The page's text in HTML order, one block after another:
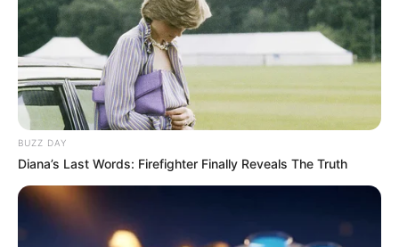
ΔΗΜΟΦΙΛΗ ΑΡΘΡΑ
BUZZ DAY
Diana’s Last Words: Firefighter Finally Reveals The Truth